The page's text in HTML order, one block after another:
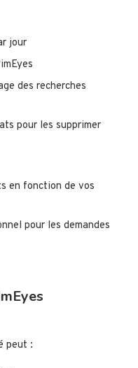
jour
des recherches
pour les supprimer
en fonction de vos
pour les demandes
peut :